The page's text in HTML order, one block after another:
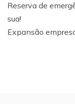
Reserva de
sua!
Expansão